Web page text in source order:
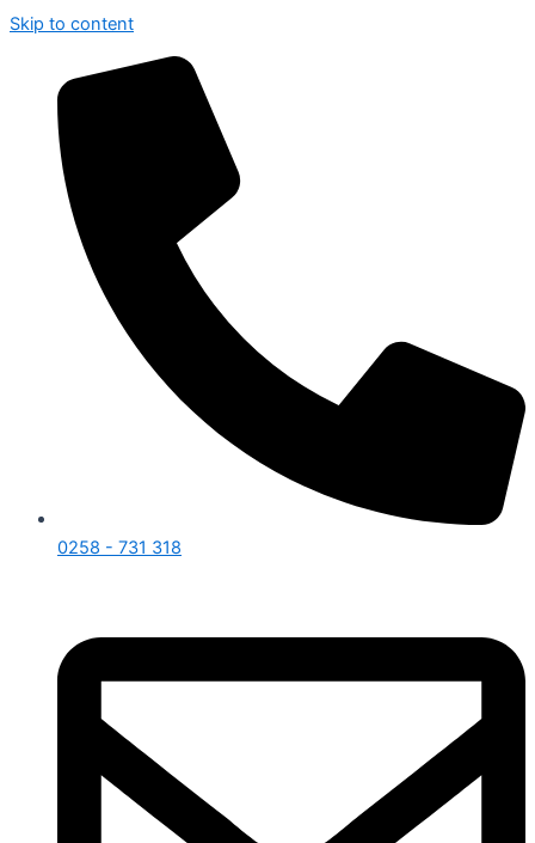
Skip to content
0258 - 731 318